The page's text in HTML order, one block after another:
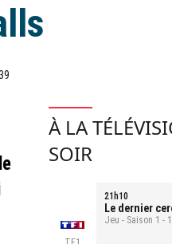
À LA
SOIR
21h10
Le dernier
Jeu - Saison 1 -